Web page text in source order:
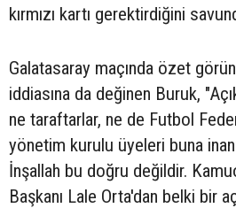
kırmızı kartı gerektirdiğini
Galatasaray maçında özet
iddiasına da değinen Buruk,
ne taraftarlar, ne de Futbol
yönetim kurulu üyeleri buna
İnşallah bu doğru değildir.
Başkanı Lale Orta'dan belki bir